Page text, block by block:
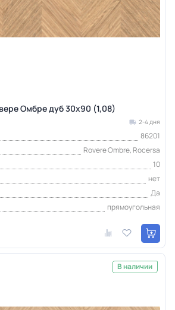
Омбре дуб 30x90 (1,08)
2-4 дня
86201
Rovere Ombre, Rocersa
10
нет
Да
прямоугольная
В наличии